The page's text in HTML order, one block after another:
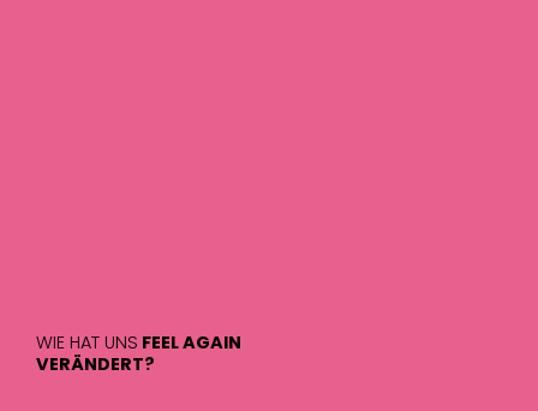
WIE HAT UNS FEEL AGAIN
VERÄNDERT?